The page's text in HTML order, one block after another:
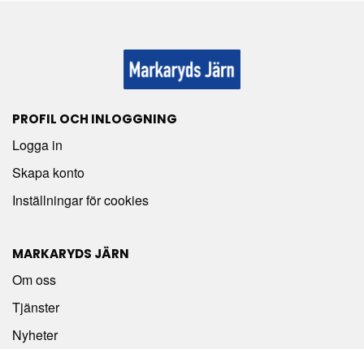
PROFIL OCH INLOGGNING
Logga in
Skapa konto
Inställningar för cookies
MARKARYDS JÄRN
Om oss
Tjänster
Nyheter